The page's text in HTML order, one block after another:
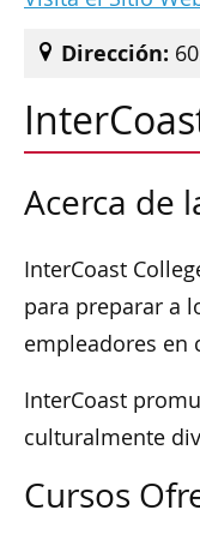
Dirección:
Acerca de
InterCoast
para preparar a
empleadores en
InterCoast
culturalmente
Cursos